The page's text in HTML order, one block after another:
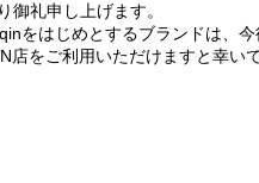
礼申し上げます。
はじめとするブランドは、
をご利用いただけますと幸いで